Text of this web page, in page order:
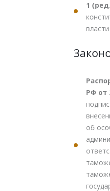
1
РФ от
об